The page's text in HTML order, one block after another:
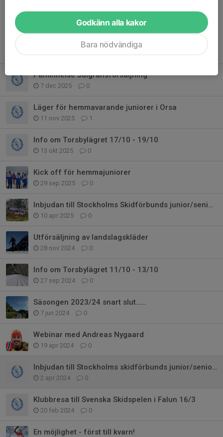
Påminnelse Julgransförsäljning
7 dec 2025 0
Läger för hemmavarande juniorer i Orsa
11 nov 2025 1
Info om Torsbylägret 17/10 - 19/10
13 okt 2025 0
Kick off för hemmajuniorer
29 sep 2025 0
Inbjudan till Stockholms Skidförbunds junior/seniorläger 2025
10 apr 2025 0
Utförsäljning av landslagskläder
28 nov 2024 0
Info om Torsbylägret 11/10 - 13/10
27 sep 2024 0
Säsongen 2023/24 snart slut……
7 jun 2024 0
Webinar med Andreas Nygaard
19 apr 2024 0
Inbjudan till Stockholms skidförbunds junior/seniorläger 2024 (även 2009:or
2 apr 2024 0
Klubbresa till Svenska Skidspelen i Falun 16/3
20 feb 2024 0
En möjlighet - först till kvarn!
Godkänn alla kakor
Bara nödvändiga